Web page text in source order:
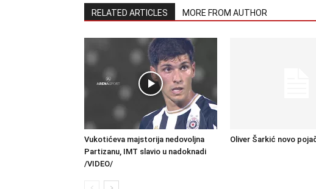
RELATED ARTICLES MORE FROM AUTHOR
Vukotićeva majstorija nedovoljna
Partizanu, IMT slavio u nadoknadi
/VIDEO/
Oliver Šarkić novo